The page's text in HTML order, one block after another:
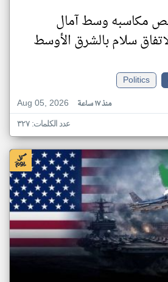
مكاسبه وسط آمال
سلام بالشرق الأوسط
Politics
Aug 05, 2026
منذ ١٧ ساعة
عدد الكلمات: ٣٢٧